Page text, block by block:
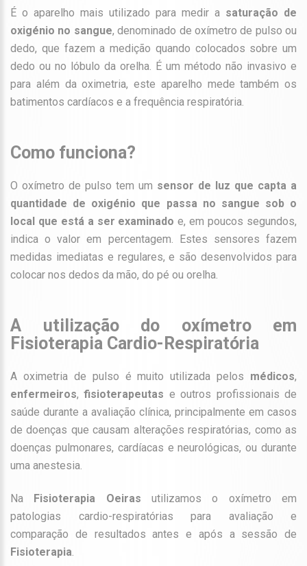
É o aparelho mais utilizado para medir a saturação de
oxigénio no sangue, denominado de oxímetro de pulso ou
dedo, que fazem a medição quando colocados sobre um
dedo ou no lóbulo da orelha. É um método não invasivo e
para além da oximetria, este aparelho mede também os
batimentos cardíacos e a frequência respiratória.
Como funciona?
O oxímetro de pulso tem um sensor de luz que capta a
quantidade de oxigénio que passa no sangue sob o
local que está a ser examinado e, em poucos segundos,
indica o valor em percentagem. Estes sensores fazem
medidas imediatas e regulares, e são desenvolvidos para
colocar nos dedos da mão, do pé ou orelha.
A utilização do oxímetro em
Fisioterapia Cardio-Respiratória
A oximetria de pulso é muito utilizada pelos médicos,
enfermeiros,fisioterapeutas e outros profissionais de
saúde durante a avaliação clínica, principalmente em casos
de doenças que causam alterações respiratórias, como as
doenças pulmonares, cardíacas e neurológicas, ou durante
uma anestesia.
Na Fisioterapia Oeiras utilizamos o oxímetro em
patologias cardio-respiratórias para avaliação e
comparação de resultados antes e após a sessão de
Fisioterapia.